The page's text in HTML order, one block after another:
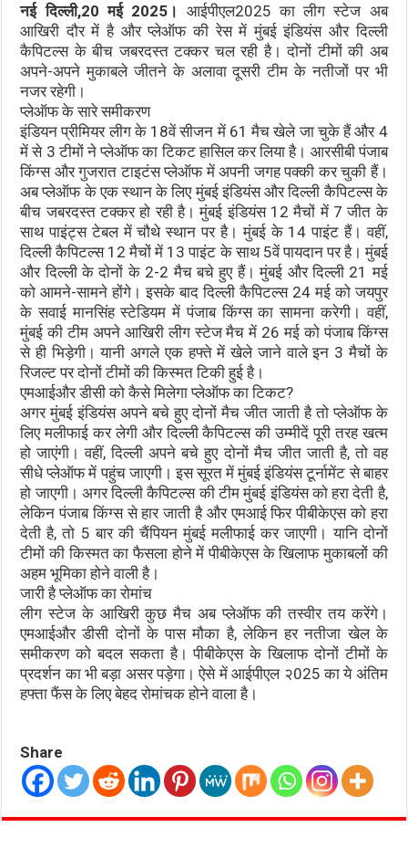
नई दिल्ली,20 मई 2025। आईपीएल2025 का लीग स्टेज अब
आखिरी दौर में है और प्लेऑफ की रेस में मुंबई इंडियंस और दिल्ली
कैपिटल्स के बीच जबरदस्त टक्कर चल रही है। दोनों टीमों की अब
अपने-अपने मुकाबले जीतने के अलावा दूसरी टीम के नतीजों पर भी
नजर रहेगी।
प्लेऑफ के सारे समीकरण
इंडियन प्रीमियर लीग के 18वें सीजन में 61 मैच खेले जा चुके हैं और 4
में से 3 टीमों ने प्लेऑफ का टिकट हासिल कर लिया है। आरसीबी पंजाब
किंग्स और गुजरात टाइटंस प्लेऑफ में अपनी जगह पक्की कर चुकी हैं।
अब प्लेऑफ के एक स्थान के लिए मुंबई इंडियंस और दिल्ली कैपिटल्स के
बीच जबरदस्त टक्कर हो रही है। मुंबई इंडियंस 12 मैचों में 7 जीत के
साथ पाइंट्स टेबल में चौथे स्थान पर है। मुंबई के 14 पाइंट हैं। वहीं,
दिल्ली कैपिटल्स 12 मैचों में 13 पाइंट के साथ 5वें पायदान पर है। मुंबई
और दिल्ली के दोनों के 2-2 मैच बचे हुए हैं। मुंबई और दिल्ली 21 मई
को आमने-सामने होंगे। इसके बाद दिल्ली कैपिटल्स 24 मई को जयपुर
के सवाई मानसिंह स्टेडियम में पंजाब किंग्स का सामना करेगी। वहीं,
मुंबई की टीम अपने आखिरी लीग स्टेज मैच में 26 मई को पंजाब किंग्स
से ही भिड़ेगी। यानी अगले एक हफ्ते में खेले जाने वाले इन 3 मैचों के
रिजल्ट पर दोनों टीमों की किस्मत टिकी हुई है।
एमआईऔर डीसी को कैसे मिलेगा प्लेऑफ का टिकट?
अगर मुंबई इंडियंस अपने बचे हुए दोनों मैच जीत जाती है तो प्लेऑफ के
लिए मलीफाई कर लेगी और दिल्ली कैपिटल्स की उम्मीदें पूरी तरह खत्म
हो जाएंगी। वहीं, दिल्ली अपने बचे हुए दोनों मैच जीत जाती है, तो वह
सीधे प्लेऑफ में पहुंच जाएगी। इस सूरत में मुंबई इंडियंस टूर्नामेंट से बाहर
हो जाएगी। अगर दिल्ली कैपिटल्स की टीम मुंबई इंडियंस को हरा देती है,
लेकिन पंजाब किंग्स से हार जाती है और एमआई फिर पीबीकेएस को हरा
देती है, तो 5 बार की चैंपियन मुंबई मलीफाई कर जाएगी। यानि दोनों
टीमों की किस्मत का फैसला होने में पीबीकेएस के खिलाफ मुकाबलों की
अहम भूमिका होने वाली है।
जारी है प्लेऑफ का रोमांच
लीग स्टेज के आखिरी कुछ मैच अब प्लेऑफ की तस्वीर तय करेंगे।
एमआईऔर डीसी दोनों के पास मौका है, लेकिन हर नतीजा खेल के
समीकरण को बदल सकता है। पीबीकेएस के खिलाफ दोनों टीमों के
प्रदर्शन का भी बड़ा असर पड़ेगा। ऐसे में आईपीएल २025 का ये अंतिम
हफ्ता फैंस के लिए बेहद रोमांचक होने वाला है।
Share